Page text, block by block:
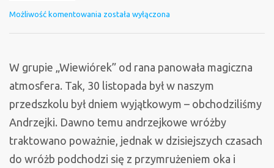
Możliwość komentowania Zabawa
„Wiewiórek”
została wyłączona
W grupie „Wiewiórek” od rana panowała magiczna
atmosfera. Tak, 30 listopada był w naszym
przedszkolu był dniem wyjątkowym – obchodziliśmy
Andrzejki. Dawno temu andrzejkowe wróżby
traktowano poważnie, jednak w dzisiejszych czasach
do wróżb podchodzi się z przymrużeniem oka i